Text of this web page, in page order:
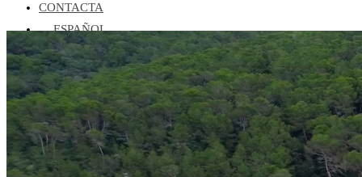
CONTACTA
ESPAÑOL
ENGLISH
CATALÀ
FRANÇAIS
ALTERNAR BÚSQUEDA DE LA WEB